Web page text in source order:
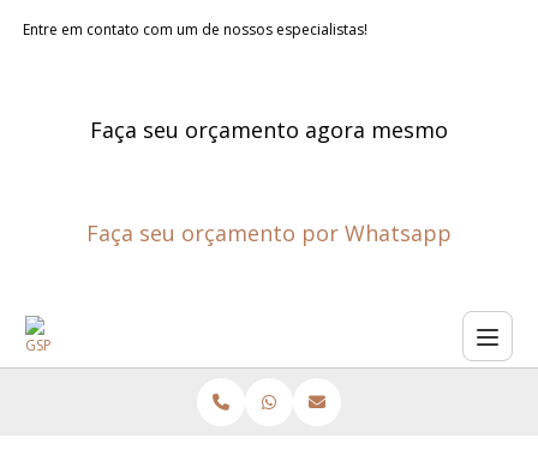
Entre em contato com um de nossos especialistas!
Faça seu orçamento agora mesmo
Faça seu orçamento por Whatsapp